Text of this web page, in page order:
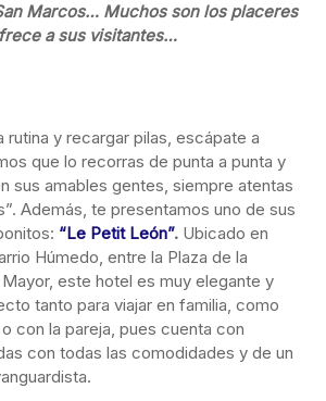
Marcos… Muchos son los placeres
a sus visitantes…
rutina y recargar pilas, escápate a
que lo recorras de punta a punta y
sus amables gentes, siempre atentas
Además, te presentamos uno de sus
“Le Petit León”. Ubicado en
Húmedo, entre la Plaza de la
este hotel es muy elegante y
tanto para viajar en familia, como
con la pareja, pues cuenta con
con todas las comodidades y de un